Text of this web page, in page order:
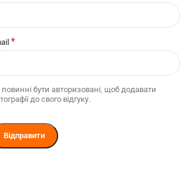
*
повинні бути авторизовані, щоб додавати
до свого відгуку.